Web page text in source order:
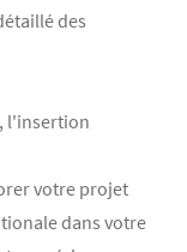
des
l'insertion
votre projet
dans votre